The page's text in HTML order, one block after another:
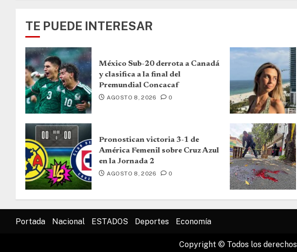
TE PUEDE INTERESAR
México Sub-20 derrota a Canadá
y clasifica a la final del
Premundial Concacaf
AGOSTO 8, 2026 0
Pronostican victoria 3-1 de
América Femenil sobre Cruz Azul
en la Jornada 2
AGOSTO 8, 2026 0
Portada Nacional ESTADOS Deportes Economía
Copyright © Todos los